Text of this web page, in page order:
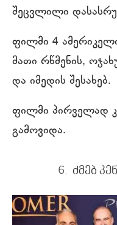
შეცვლილი
ფილმი 4
მათი რწმენის,
და იმედის შესახებ.
ფილმი პირველად
გამოვიდა.
6. ძმებ